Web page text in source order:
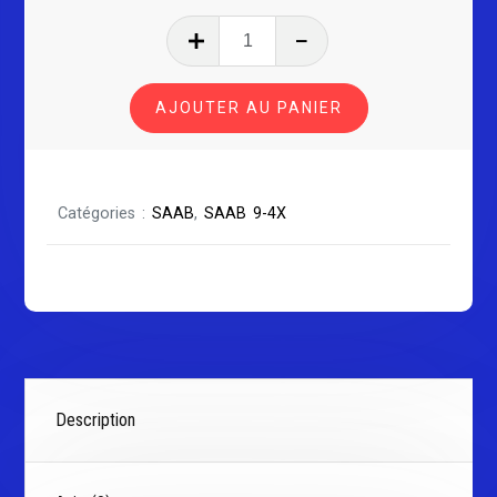
quantité
SAAB
9-
4X
AJOUTER AU PANIER
Catégories :SAAB,SAAB 9-4X
Description